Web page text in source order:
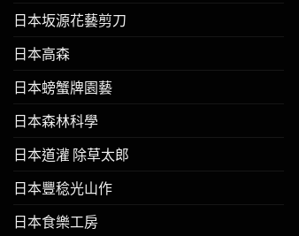
日本坂源花藝剪刀
日本高森
日本螃蟹牌園藝
日本森林科學
日本道灌 除草太郎
日本豐稔光山作
日本食樂工房